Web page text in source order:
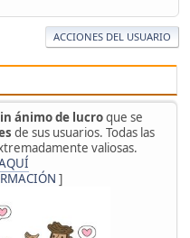
ánimo de lucroque se
de sus usuarios. Todas las
valiosas.
]
ACCIONES DEL USUARIO